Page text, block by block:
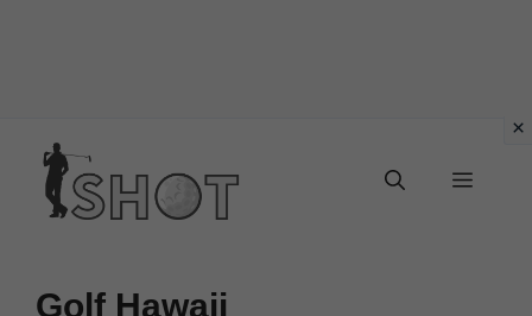
contenuto
Menu
Golf Hawaii